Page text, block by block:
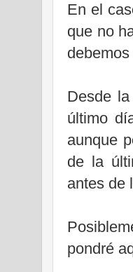
En el
que no
debemos
Desde
último
aunque
de la
antes de
pondré